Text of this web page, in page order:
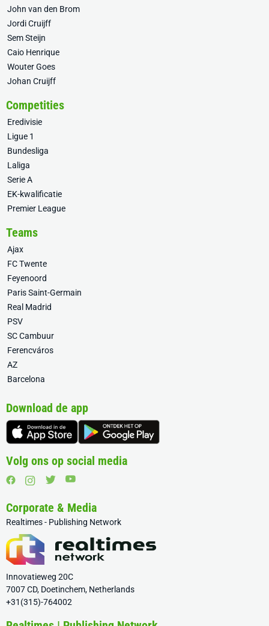
John van den Brom
Jordi Cruijff
Sem Steijn
Caio Henrique
Wouter Goes
Johan Cruijff
Competities
Eredivisie
Ligue 1
Bundesliga
Laliga
Serie A
EK-kwalificatie
Premier League
Teams
Ajax
FC Twente
Feyenoord
Paris Saint-Germain
Real Madrid
PSV
SC Cambuur
Ferencváros
AZ
Barcelona
Download de app
Volg ons op social media
Corporate & Media
Realtimes - Publishing Network
Innovatieweg 20C
7007 CD, Doetinchem, Netherlands
+31(315)-764002